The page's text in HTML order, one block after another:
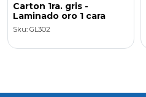
Carton 1ra. gris -
Laminado oro 1 cara
Sku: GL302